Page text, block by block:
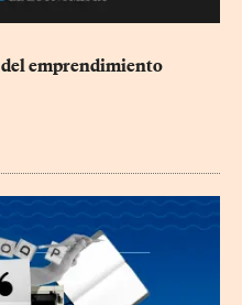
emprendimiento